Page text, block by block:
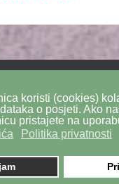
koristi (cookies)
o posjeti. Ako
pristajete na
Politika privatnosti
Politika
DPZ
© 2026. by